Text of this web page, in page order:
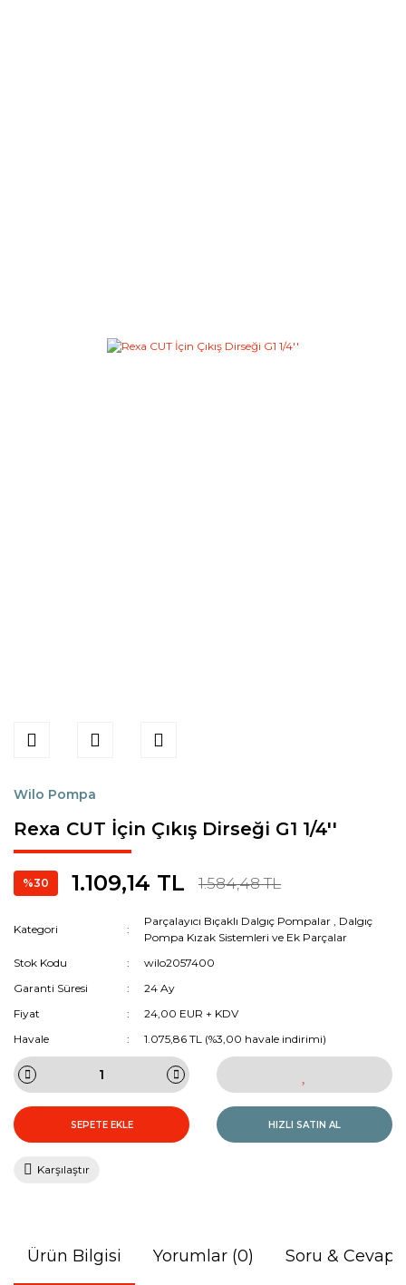
Wilo Pompa
Rexa CUT İçin Çıkış Dirseği G1 1/4''
%30 1.109,14 TL 1.584,48 TL
Kategori
Parçalayıcı Bıçaklı Dalgıç Pompalar , Dalgıç
Pompa Kızak Sistemleri ve Ek Parçalar
Stok Kodu
wilo2057400
Garanti Süresi
24 Ay
Fiyat
24,00 EUR + KDV
Havale
1.075,86 TL (%3,00 havale indirimi)
SEPETE EKLE HIZLI SATIN AL
Karşılaştır
Ürün Bilgisi Yorumlar (0) Soru & Cevap